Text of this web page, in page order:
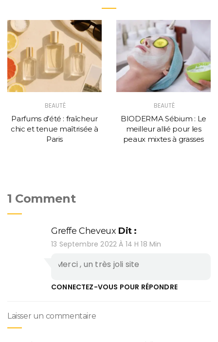
BEAUTÉ
Parfums d’été : fraîcheur
chic et tenue maîtrisée à
Paris
BEAUTÉ
BIODERMA Sébium : Le
meilleur allié pour les
peaux mixtes à grasses
1 Comment
Greffe Cheveux Dit :
13 Septembre 2022 À 14 H 18 Min
Merci , un très joli site
CONNECTEZ-VOUS POUR RÉPONDRE
Laisser un commentaire